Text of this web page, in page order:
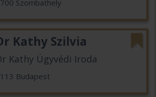
Szombathely
Kathy Szilvia
Kathy Ügyvédi Iroda
Budapest